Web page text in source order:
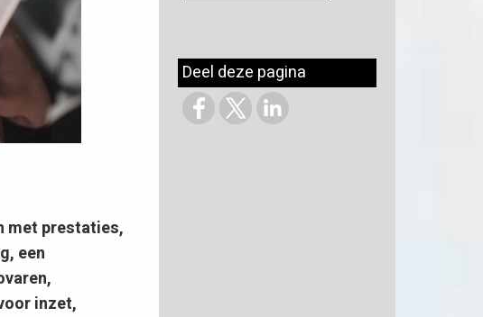
met prestaties,
een
inzet,
Deel deze pagina